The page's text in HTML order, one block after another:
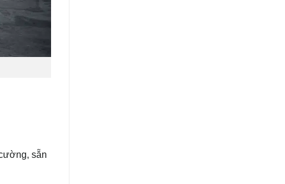
sẵn